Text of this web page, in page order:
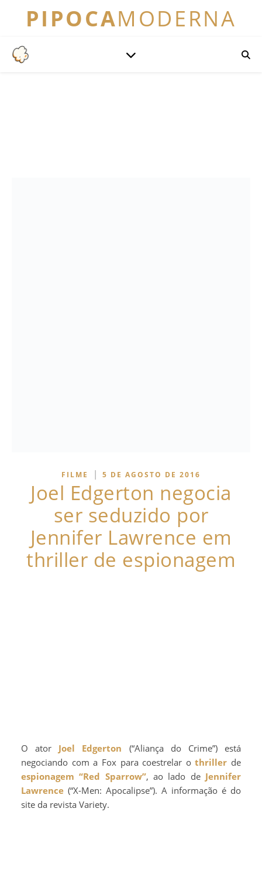
PIPOCAMODERNA
FILME | 5 DE AGOSTO DE 2016
Joel Edgerton negocia
ser seduzido por
Jennifer Lawrence em
thriller de espionagem
O ator Joel Edgerton (“Aliança do Crime”) está
negociando com a Fox para coestrelar othriller de
espionagem “Red Sparrow”, ao lado de Jennifer
Lawrence (“X-Men: Apocalipse”). A informação é do
site da revista Variety.